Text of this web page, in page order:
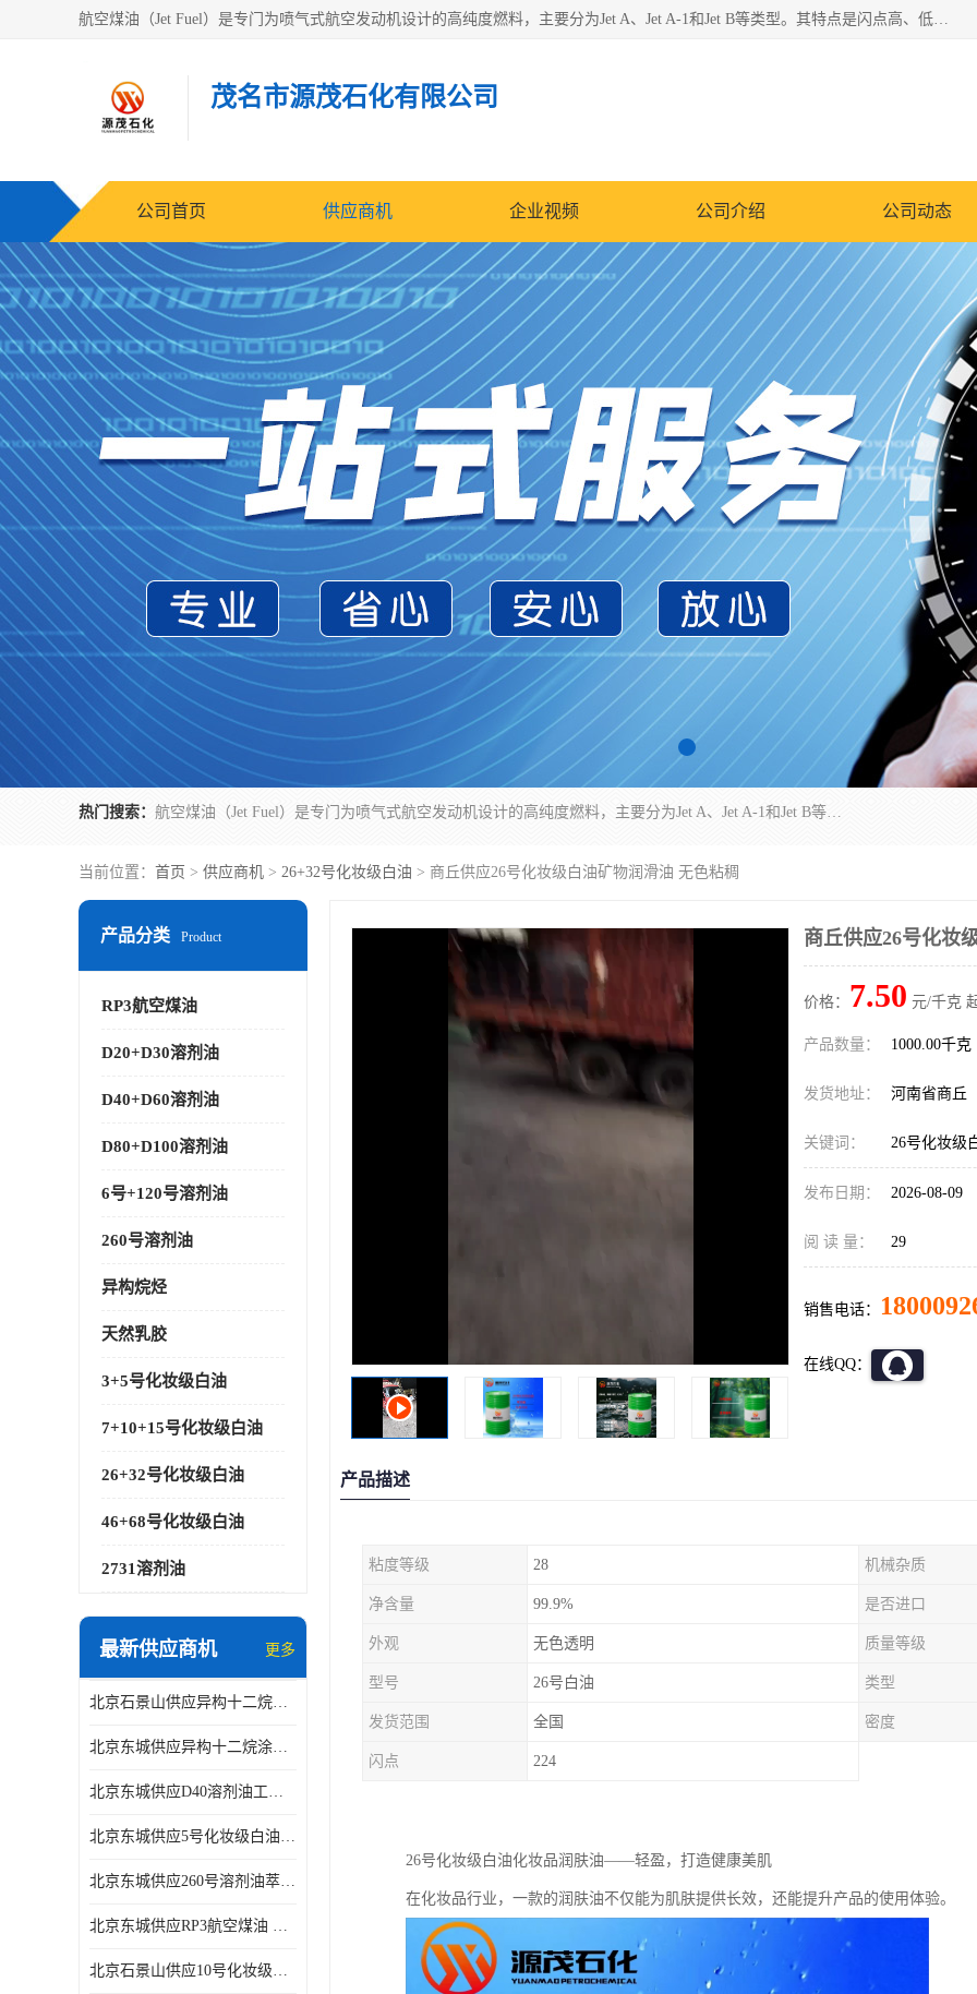
航空煤油（Jet Fuel）是专门为喷气式航空发动机设计的高纯度燃料，主要分为Jet A、Jet A-1和Jet B等类型。其特点是闪点高、低温流动性好，并添加了抗静电剂和抗氧化剂以确保飞行安全。航空煤油需
茂名市源茂石化有限公司
公司首页 供应商机 企业视频 公司介绍 公司动态
热门搜索： 航空煤油（Jet Fuel）是专门为喷气式航空发动机设计的高纯度燃料，主要分为Jet A、Jet A-1和Jet B等类型。其特点是闪点高、低温流动性好，并添加了抗静电剂和抗氧化剂以确保飞行安全。航空煤油需
当前位置： 首页 > 供应商机 > 26+32号化妆级白油 > 商丘供应26号化妆级白油矿物润滑油 无色粘稠
产品分类 Product
RP3航空煤油
D20+D30溶剂油
D40+D60溶剂油
D80+D100溶剂油
6号+120号溶剂油
260号溶剂油
异构烷烃
天然乳胶
3+5号化妆级白油
7+10+15号化妆级白油
26+32号化妆级白油
46+68号化妆级白油
2731溶剂油
最新供应商机 更多
北京石景山供应异构十二烷香精助剂
北京东城供应异构十二烷涂料胶粘油墨稀释剂
北京东城供应D40溶剂油工业金属清洗
北京东城供应5号化妆级白油钻井液润滑剂
北京东城供应260号溶剂油萃取溶剂油金属萃取剂
北京东城供应RP3航空煤油 高含量国标工业级航空煤油燃料油 无色透明
北京石景山供应10号化妆级白油高精密机械润滑油
商丘供应26号化妆
价格： 7.50 元/千克
产品数量： 1000.00千克
发货地址： 河南省商丘
关键词： 26号化妆级
发布日期： 2026-08-09
阅 读 量： 29
销售电话：
在线QQ：
产品描述
粘度等级 28 机械杂质
净含量 99.9% 是否进口
外观 无色透明 质量等级
型号 26号白油 类型
发货范围 全国 密度
闪点 224
26号化妆级白油化妆品润肤油——轻盈，打造健康美肌
在化妆品行业，一款的润肤油不仅能为肌肤提供长效，还能提升产品的使用体验。